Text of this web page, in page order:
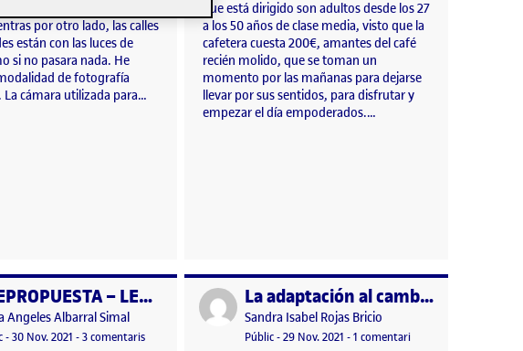
por otro lado, las calles
están con las luces de
si no pasara nada. He
de fotografía
cámara utilizada para…
que está dirigido son adultos desde los 27
a los 50 años de clase media, visto que la
cafetera cuesta 200€, amantes del café
recién molido, que se toman un
momento por las mañanas para dejarse
llevar por sus sentidos, para disfrutar y
empezar el día empoderados.…
PREPROPUESTA – LEONARDSLEE LAKES AND GARDENS
per
Angeles Albarral Simal
-Data de publicació
30 Nov. 2021 1 febrer, 2022 11:23 am
-3 comentarisa PREPROPUESTA – LEONARDSLEE LAKES AND GARDENS
Publicat per La adaptación al cambio
Publicat per
Sandra Isabel Rojas Bricio
Visibilitat:
Públic-Data de publicació
29 Nov. 2021 29 novembre, 2021 7:03 pm
-1 comentaria La adaptación al